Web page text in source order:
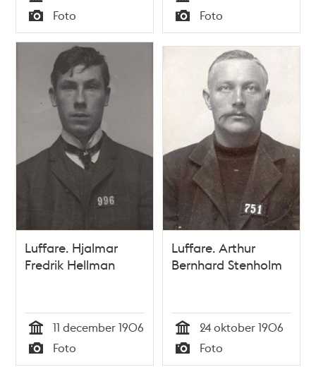
Tid
Typ
Foto Tid
Typ
Foto
Luffare. Hjalmar
Fredrik Hellman
Tid
11 december 1906
Typ
Foto
Luffare. Arthur
Bernhard Stenholm
Tid
24 oktober 1906
Typ
Foto